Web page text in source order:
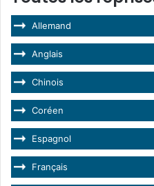
Allemand
Anglais
Chinois
Coréen
Espagnol
Français